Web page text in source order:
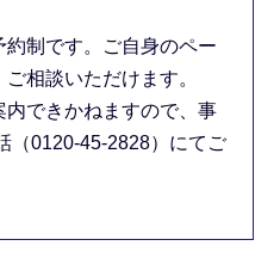
制です。 ご自身のペー
相談いただけます。
内できかねますので、事
（0120-45-2828）にてご